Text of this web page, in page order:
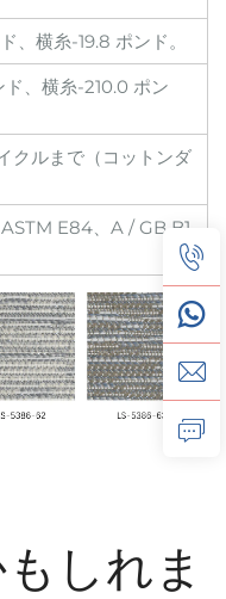
、横糸-19.8 ポンド。
ド、横糸-210.0 ポン
クルまで（コットンダ
E84、A / GB B1
しれま